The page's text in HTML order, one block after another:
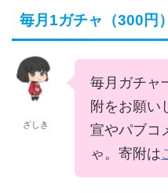
毎月1ガチャ（300円
ざしき
毎月ガチャ
附をお願い
宣やパブコ
ゃ。寄附は